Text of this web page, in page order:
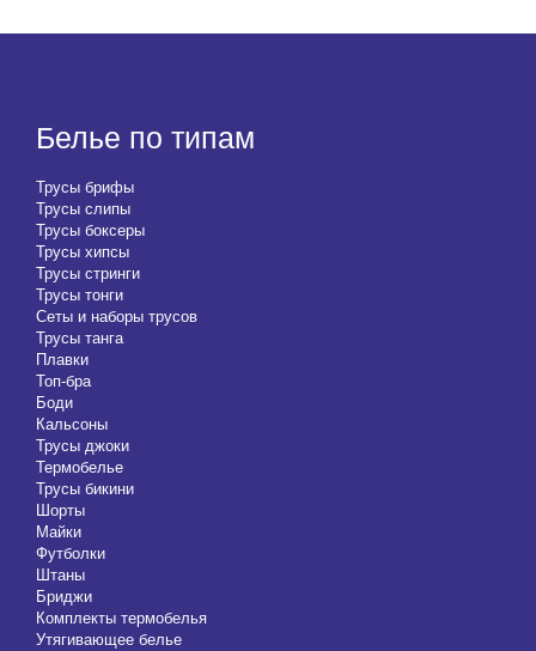
Белье по типам
Трусы брифы
Трусы слипы
Трусы боксеры
Трусы хипсы
Трусы стринги
Трусы тонги
Сеты и наборы трусов
Трусы танга
Плавки
Топ-бра
Боди
Кальсоны
Трусы джоки
Термобелье
Трусы бикини
Шорты
Майки
Футболки
Штаны
Бриджи
Комплекты термобелья
Утягивающее белье